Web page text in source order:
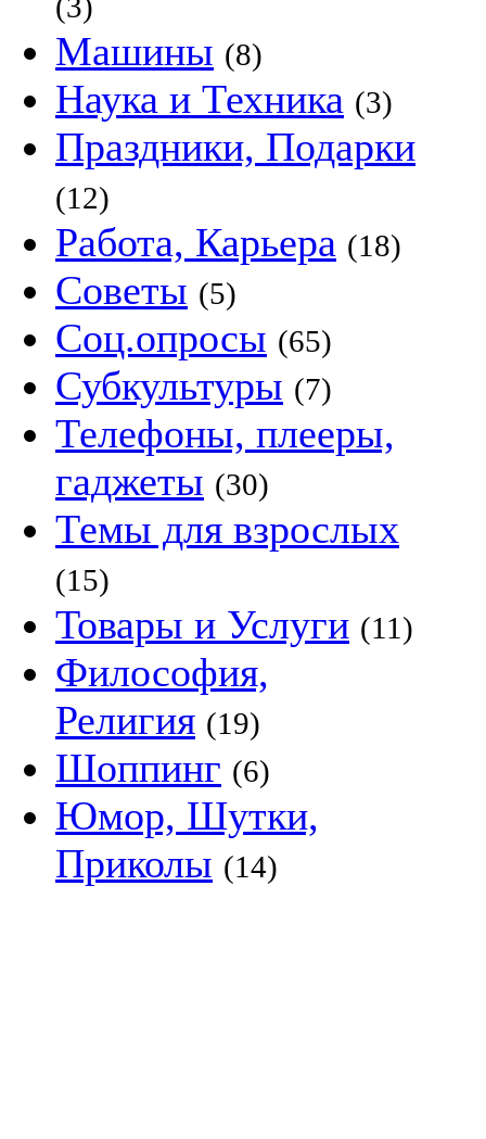
Машины (8)
Наука и Техника (3)
Праздники, Подарки
(12)
Работа, Карьера (18)
Советы (5)
Соц.опросы (65)
Субкультуры (7)
Телефоны, плееры,
гаджеты (30)
Темы для взрослых
(15)
Товары и Услуги (11)
Философия,
Религия (19)
Шоппинг (6)
Юмор, Шутки,
Приколы (14)